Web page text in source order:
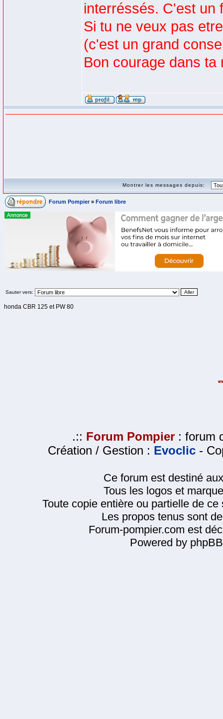
interréssés. C'est un
Si tu ne veux pas
(c'est un grand
Bon courage dans ta
Montrer les messages depuis:
Forum Pompier » Forum libre
Sauter vers:
honda CBR 125 et PW 80
.:: Forum Pompier : forum
Création / Gestion : Evoclic -
Ce forum est destiné
Tous les logos et
Toute copie entière ou partielle de
Les propos tenus sont
Forum-pompier.com est
Powered by